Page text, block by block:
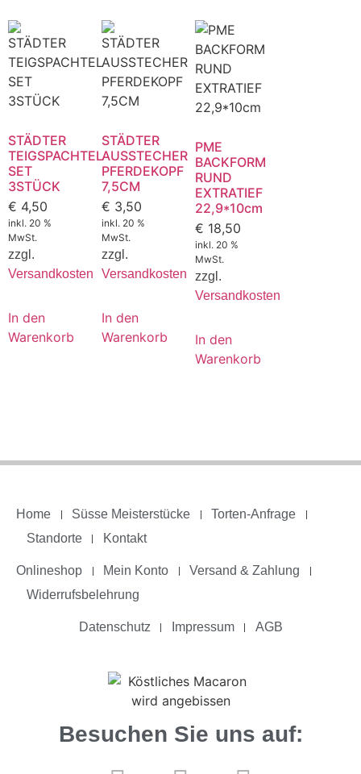
STÄDTER
TEIGSPACHTEL
SET
3STÜCK
€ 4,50
inkl. 20 %
MwSt.
zzgl.
Versandkosten
In den
Warenkorb
STÄDTER
AUSSTECHER
PFERDEKOPF
7,5CM
€ 3,50
inkl. 20 %
MwSt.
zzgl.
Versandkosten
In den
Warenkorb
PME
BACKFORM
RUND
EXTRATIEF
22,9*10cm
€ 18,50
inkl. 20 %
MwSt.
zzgl.
Versandkosten
In den
Warenkorb
Home Süsse Meisterstücke
Torten-Anfrage
Standorte
Kontakt
Onlineshop Mein Konto
Versand & Zahlung
Widerrufsbelehrung
Datenschutz Impressum AGB
Besuchen Sie uns auf: